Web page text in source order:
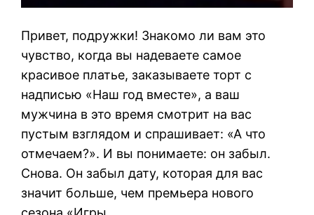
Привет, подружки! Знакомо ли вам это
чувство, когда вы надеваете самое
красивое платье, заказываете торт с
надписью «Наш год вместе», а ваш
мужчина в это время смотрит на вас
пустым взглядом и спрашивает: «А что
отмечаем?». И вы понимаете: он забыл.
Снова. Он забыл дату, которая для вас
значит больше, чем премьера нового